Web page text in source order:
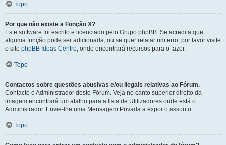
Topo
Por que não existe a Função X?
Este software foi escrito e licenciado pelo Grupo phpBB. Se acredita que
alguma função pode ser adicionada, ou se quer relatar um erro, por favor visite
o site phpBB Ideas Centre, onde encontrará recursos para o fazer.
Topo
Contactos sobre questões abusivas e/ou ilegais relativas ao Fórum.
Contacte o Administrador deste Fórum. Veja no canto superior direito da
imagem encontrará um atalho para a lista de Utilizadores onde está o
Administrador. Envie-lhe uma Mensagem Privada a expor o assunto.
Topo